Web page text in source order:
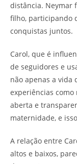
distância. Neymar
filho, participando
conquistas juntos.
Carol, que é
de seguidores e
não apenas a vida
experiências como
aberta e
maternidade, e
A relação entre
altos e baixos,